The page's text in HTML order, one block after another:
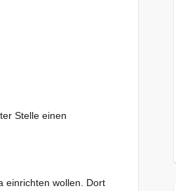
Stelle einen
einrichten wollen. Dort